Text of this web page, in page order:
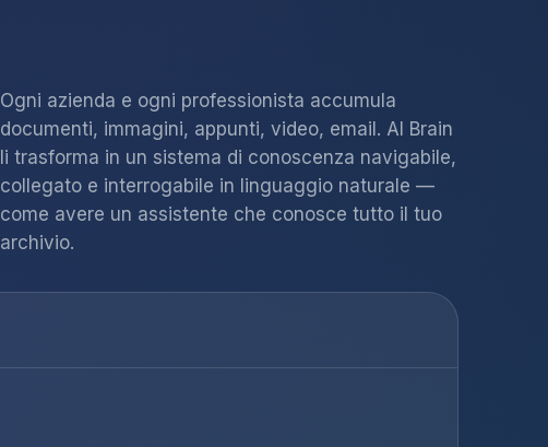
Ogni azienda e ogni professionista accumula
documenti, immagini, appunti, video, email. AI Brain
li trasforma in un sistema di conoscenza navigabile,
collegato e interrogabile in linguaggio naturale —
come avere un assistente che conosce tutto il tuo
archivio.